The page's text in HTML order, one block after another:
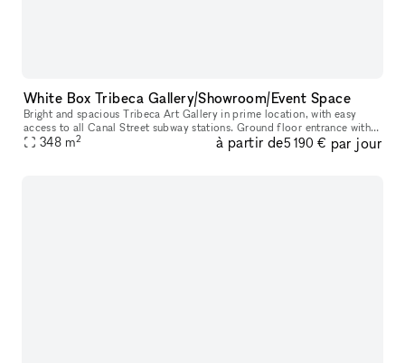
White Box Tribeca Gallery/Showroom/Event Space
Bright and spacious Tribeca Art Gallery in prime location, with easy
access to all Canal Street subway stations. Ground floor entrance with
stairs 3,750 sq ft 20 ft wide 12 ft ceilings Gallery wal
348 m2 à partir de5 190 € par jour